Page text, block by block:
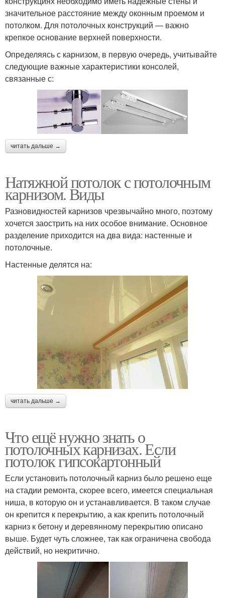
значительное расстояние между оконным проемом и
потолком. Для потолочных конструкций — важно
крепкое основание верхней поверхности.
Определяясь с карнизом, в первую очередь, учитывайте
следующие важные характеристики консолей,
связанные с:
читать дальше →
Натяжной потолок с потолочным
карнизом. Виды
Разновидностей карнизов чрезвычайно много, поэтому
хочется заострить на них особое внимание. Основное
разделение приходится на два вида: настенные и
потолочные.
Настенные делятся на:
читать дальше →
Что ещё нужно знать о
потолочных карнизах. Если
потолок гипсокартонный
Если установить потолочный карниз было решено еще
на стадии ремонта, скорее всего, имеется специальная
ниша, в которую он и устанавливается. В таком случае
он крепится к перекрытию, а как крепить потолочный
карниз к бетону и деревянному перекрытию описано
выше. Будет чуть сложнее, так как ограничена свобода
действий, но некритично.